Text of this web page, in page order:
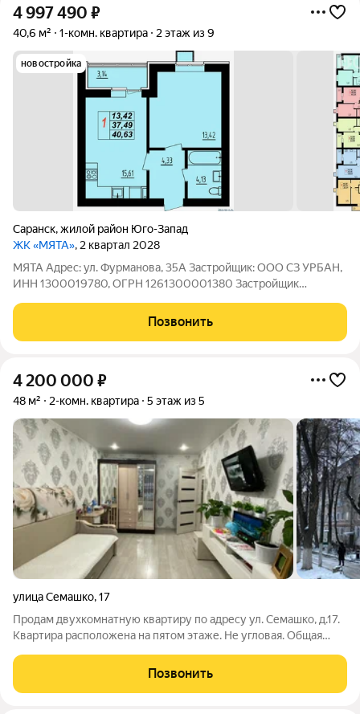
4 997 490 ₽
40,6 м² 1-комн. квартира 2 этаж из 9
новостройка
Саранск,жилой район Юго-Запад
ЖК «МЯТА», 2 квартал 2028
МЯТА Адрес: ул. Фурманова, 35А Застройщик: ООО СЗ УРБАН,
ИНН 1300019780, ОГРН 1261300001380 Застройщик
штукатурка, электроразводка по квартире с установкой
розеток и выключателей, железная входная
Позвонить
4 200 000 ₽
48 м² 2-комн. квартира 5 этаж из 5
улица Семашко,17
Продам двухкомнатную квартиру по адресу ул. Семашко, д.17.
Квартира расположена на пятом этаже. Не угловая. Общая
6,5 кв.м. В квартире сделан хороший ремонт. Стены
выровнены, полы залиты
Позвонить